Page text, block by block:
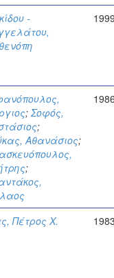
-
;Σοφός,
;
Αθανάσιος;
;
Πέτρος Χ.